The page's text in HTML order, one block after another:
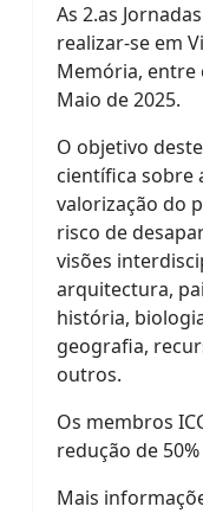
As 2.as
realizar-se em
Memória, entre
Maio de 2025.
​O objetivo
científica sobre
valorização do
risco de
visões
arquitectura,
história,
geografia,
outros.
Os membros
redução de
Mais